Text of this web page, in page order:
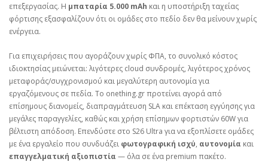
επεξεργασίας. Η μπαταρία 5.000 mAh και η υποστήριξη ταχείας
φόρτισης εξασφαλίζουν ότι οι ομάδες στο πεδίο δεν θα μείνουν χωρίς
ενέργεια.
Για επιχειρήσεις που αγοράζουν χωρίς ΦΠΑ, το συνολικό κόστος
ιδιοκτησίας μειώνεται: λιγότερες cloud συνδρομές, λιγότερος χρόνος
μεταφοράς/συγχρονισμού και μεγαλύτερη αυτονομία για
εργαζόμενους σε πεδία. Το onething.gr προτείνει αγορά από
επίσημους διανομείς, διαπραγμάτευση SLA και επέκταση εγγύησης για
μεγάλες παραγγελίες, καθώς και χρήση επίσημων φορτιστών 60W για
βέλτιστη απόδοση. Επενδύστε στο S26 Ultra για να εξοπλίσετε ομάδες
με ένα εργαλείο που συνδυάζει φωτογραφική ισχύ, αυτονομία και
επαγγελματική αξιοπιστία — όλα σε ένα premium πακέτο.